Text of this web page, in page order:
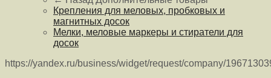
Крепления для меловых, пробковых и
магнитных досок
Мелки, меловые маркеры и стиратели для
досок
https://yandex.ru/business/widget/request/company/